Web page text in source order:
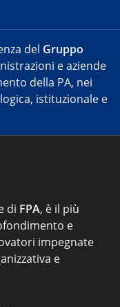
del Gruppo
e aziende
della PA, nei
istituzionale e
di FPA, è il più
e
impegnate
e